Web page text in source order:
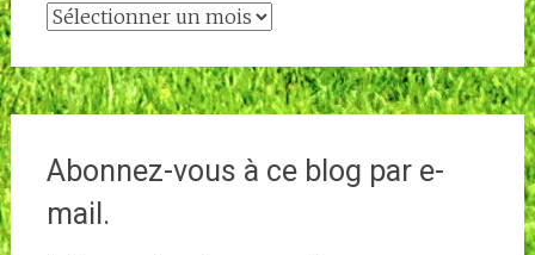
Archives
Abonnez-vous à ce blog par e-
mail.